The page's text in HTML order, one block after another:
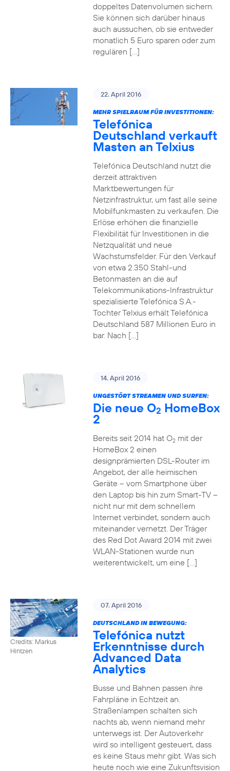
doppeltes Datenvolumen sichern.
Sie können sich darüber hinaus
auch aussuchen, ob sie entweder
monatlich 5 Euro sparen oder zum
regulären […]
22. April 2016
MEHR SPIELRAUM FÜR INVESTITIONEN:
Telefónica
Deutschland verkauft
Masten an Telxius
Telefónica Deutschland nutzt die
derzeit attraktiven
Marktbewertungen für
Netzinfrastruktur, um fast alle seine
Mobilfunkmasten zu verkaufen. Die
Erlöse erhöhen die finanzielle
Flexibilität für Investitionen in die
Netzqualität und neue
Wachstumsfelder. Für den Verkauf
von etwa 2.350 Stahl-und
Betonmasten an die auf
Telekommunikations-Infrastruktur
spezialisierte Telefónica S.A.-
Tochter Telxius erhält Telefónica
Deutschland 587 Millionen Euro in
bar. Nach […]
14. April 2016
UNGESTÖRT STREAMEN UND SURFEN:
Die neue O2 HomeBox
2
Bereits seit 2014 hat O2mit der
HomeBox 2 einen
designprämierten DSL-Router im
Angebot, der alle heimischen
Geräte – vom Smartphone über
den Laptop bis hin zum Smart-TV –
nicht nur mit dem schnellem
Internet verbindet, sondern auch
miteinander vernetzt. Der Träger
des Red Dot Award 2014 mit zwei
WLAN-Stationen wurde nun
weiterentwickelt, um eine […]
Credits: Markus
Hintzen
07. April 2016
DEUTSCHLAND IN BEWEGUNG:
Telefónica nutzt
Erkenntnisse durch
Advanced Data
Analytics
Busse und Bahnen passen ihre
Fahrpläne in Echtzeit an.
Straßenlampen schalten sich
nachts ab, wenn niemand mehr
unterwegs ist. Der Autoverkehr
wird so intelligent gesteuert, dass
es keine Staus mehr gibt. Was sich
heute noch wie eine Zukunftsvision